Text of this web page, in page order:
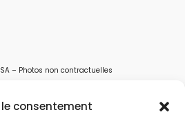
le consentement
– Photos non contractuelles
toutes les solutions pour récupérer l’eau de
filtrer, traiter et potabiliser l’eau d’un forage,